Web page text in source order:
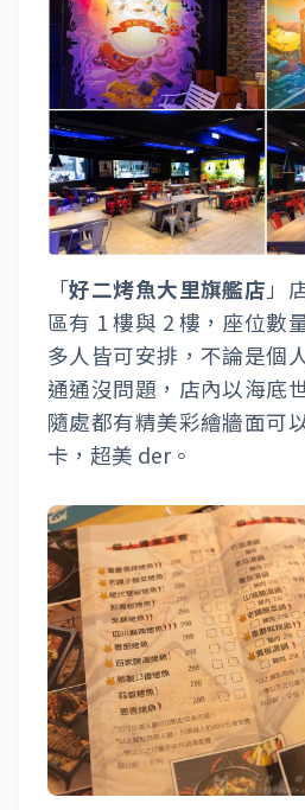
「好二烤魚大里旗艦店 」
區有 1 樓與 2 樓，座位數
多人皆可安排，不論是個
通通沒問題，店內以海底
隨處都有精美彩繪牆面可
卡，超美 der。